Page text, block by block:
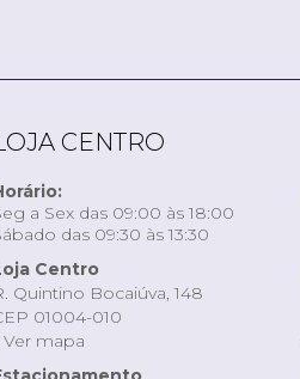
CENTRO
a Sex das 09:00 às 18:00
das 09:30 às 13:30
Centro
Quintino Bocaiúva, 148
01004-010
Ver mapa